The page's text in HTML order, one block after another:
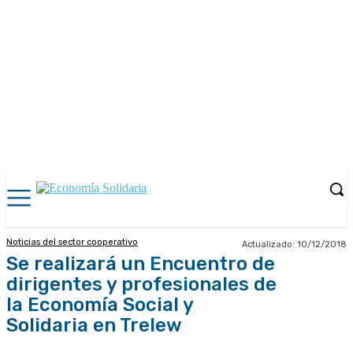
Noticias del sector cooperativo Actualizado: 10/12/2018
Se realizará un Encuentro de
dirigentes y profesionales de
la Economía Social y
Solidaria en Trelew